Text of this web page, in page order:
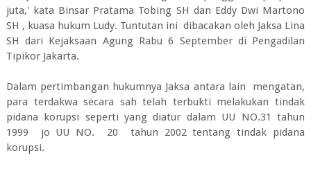
juta,' kata Binsar Pratama Tobing SH dan Eddy Dwi Martono
SH , kuasa hukum Ludy. Tuntutan ini dibacakan oleh Jaksa Lina
SH dari Kejaksaan Agung Rabu 6 September di Pengadilan
Tipikor Jakarta.
Dalam pertimbangan hukumnya Jaksa antara lain mengatan,
para terdakwa secara sah telah terbukti melakukan tindak
pidana korupsi seperti yang diatur dalam UU NO.31 tahun
1999 jo UU NO. 20 tahun 2002 tentang tindak pidana
korupsi.